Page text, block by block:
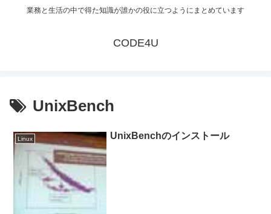
業務と生活の中で得た知識が誰かの役に立つようにまとめています
CODE4U
UnixBench
Linux UnixBenchのインストール